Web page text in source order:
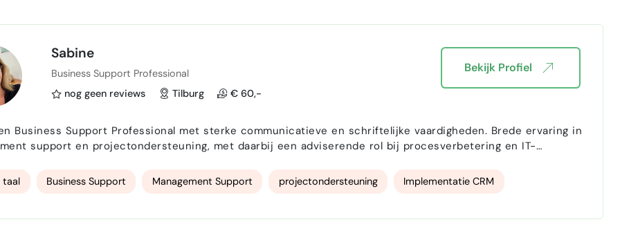
Sabine
Business Support Professional
nog geen reviews
Tilburg € 60,-
Business Support Professional met sterke communicatieve en schriftelijke vaardigheden. Brede ervaring in
support en projectondersteuning, met daarbij een adviserende rol bij procesverbetering en IT-
efficiënter te werken.
taal Business Support Management Support projectondersteuning Implementatie CRM
Bekijk Profiel